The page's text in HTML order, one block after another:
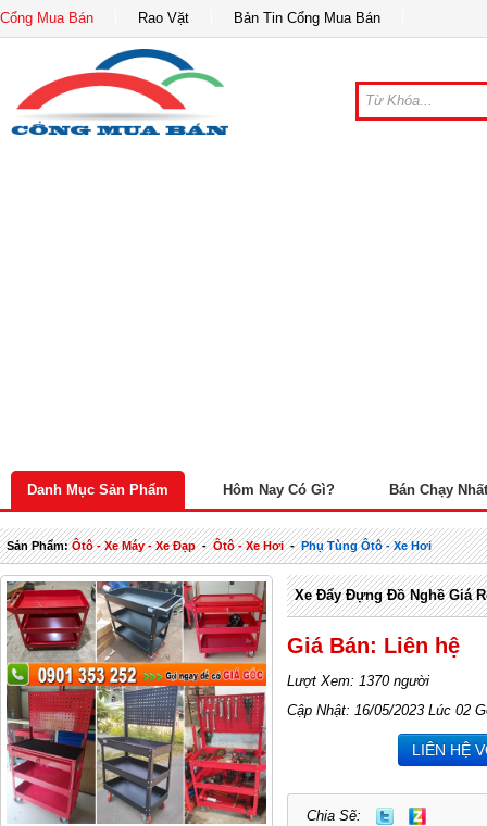
Cổng Mua Bán Rao Vặt Bản Tin Cổng Mua Bán
Danh Mục Sản Phẩm Hôm Nay Có Gì? Bán Chạy Nhất
Sản Phẩm:Ôtô - Xe Máy - Xe Đạp-Ôtô - Xe Hơi-Phụ Tùng Ôtô - Xe Hơi
Xe Đẩy Đựng Đồ Nghề Giá
Giá Bán: Liên hệ
Lượt Xem: 1370 người
Cập Nhật: 16/05/2023 Lúc 02
LIÊN HỆ
Chia Sẽ: